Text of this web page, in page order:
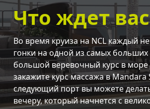
Что ждет
Во время круиза на NCL каждый
гонки на одной из самых
большой веревочный курс в море
закажите курс массажа в
следующий порт вы можете
вечеру, который начнется с